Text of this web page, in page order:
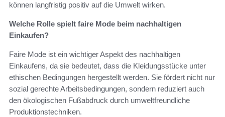
können langfristig positiv auf die Umwelt wirken.
Welche Rolle spielt faire Mode beim nachhaltigen
Einkaufen?
Faire Mode ist ein wichtiger Aspekt des nachhaltigen
Einkaufens, da sie bedeutet, dass die Kleidungsstücke unter
ethischen Bedingungen hergestellt werden. Sie fördert nicht nur
sozial gerechte Arbeitsbedingungen, sondern reduziert auch
den ökologischen Fußabdruck durch umweltfreundliche
Produktionstechniken.